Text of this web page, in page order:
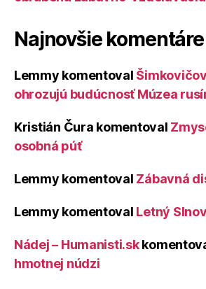
Najnovšie komentáre
Lemmy komentoval
ohrozujú budúcnosť Múzea
Kristián Čura komentoval
osobná púť
Lemmy komentoval Zábavná
Lemmy komentoval Letný
Nádej – Humanisti.sk
hmotnej núdzi